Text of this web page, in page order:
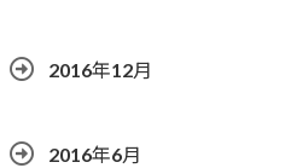
2016年12月
2016年6月